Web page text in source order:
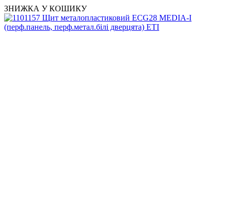
ЗНИЖКА У КОШИКУ